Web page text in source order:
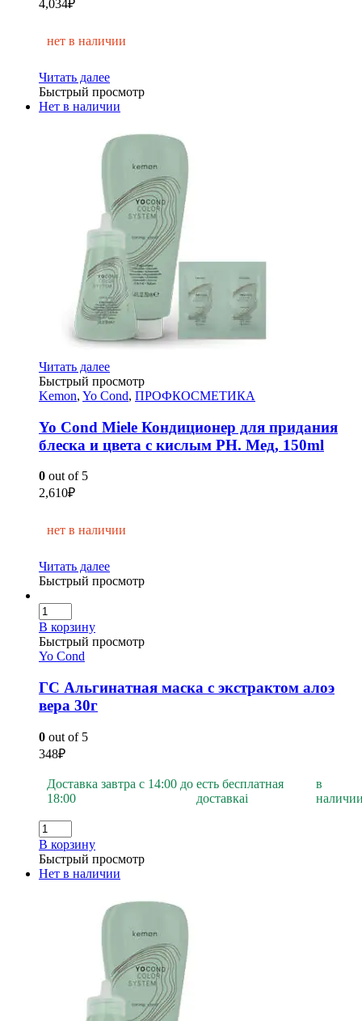
4,034₽
нет в наличии
Читать далее
Быстрый просмотр
Нет в наличии
Читать далее
Быстрый просмотр
Kemon, Yo Cond, ПРОФКОСМЕТИКА
Yo Cond Miele Кондиционер для придания
блеска и цвета с кислым PH. Мед, 150ml
0 out of 5
2,610₽
нет в наличии
Читать далее
Быстрый просмотр
В корзину
Быстрый просмотр
Yo Cond
ГС Альгинатная маска с экстрактом алоэ
вера 30г
0 out of 5
348₽
Доставка завтра с 14:00 до
18:00
есть бесплатная
доставкаi
в
В корзину
Быстрый просмотр
Нет в наличии